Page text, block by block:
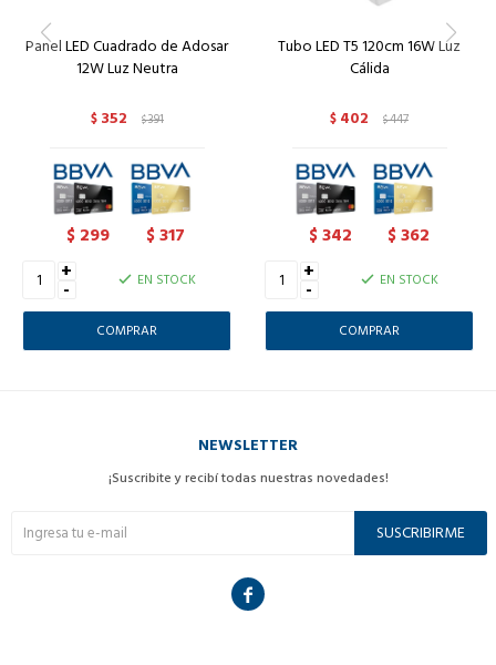
Panel LED Cuadrado de Adosar
12W Luz Neutra
$ 352 $391
$ 299 $317
+
- EN STOCK
Tubo LED T5 120cm 16W Luz
Cálida
$ 402 $447
$342 $362
+
- EN STOCK
NEWSLETTER
¡Suscribite y recibí todas nuestras novedades!
SUSCRIBIRME
